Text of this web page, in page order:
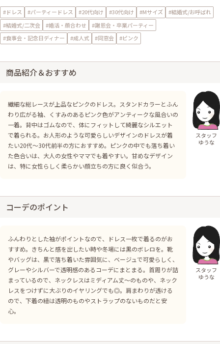
#ドレス #パーティードレス #20代向け #30代向け #Mサイズ
#結婚式/お呼ばれ
#結婚式/二次会
#婚活・顔合わせ
#謝恩会・卒業パーティー
#食事会・記念日ディナー
#成人式 #同窓会 #ピンク
商品紹介＆おすすめ
繊細な総レースが上品なピンクのドレス。スタンドカラーとふん
わり広がる袖、くすみのあるピンク色がアンティークな風合いの
一着。背中はゴムなので、体にフィットして綺麗なシルエット
で着られる。お人形のような可愛らしいデザインのドレスが着
たい20代〜30代前半の方におすすめ。ピンクの中でも落ち着い
た色合いは、大人の女性やママでも着やすい。甘めなデザイン
は、特に女性らしく柔らかい顔立ちの方に良く似合う。
スタッフ
ゆうな
コーデのポイント
ふんわりとした袖がポイントなので、ドレス一枚で着るのがお
すすめ。きちんと感を出したい時や冬場には黒のボレロを。靴
やバッグは、黒で落ち着いた雰囲気に、ベージュで可愛らしく、
グレーやシルバーで透明感のあるコーデにまとまる。首周りが詰
まっているので、ネックレスはミディアム丈〜のものや、ネック
レスをつけずに大ぶりのイヤリングでも◎。肩まわりが透ける
ので、下着の紐は透明のものやストラップのないものだと安
心。
スタッフ
ゆうな